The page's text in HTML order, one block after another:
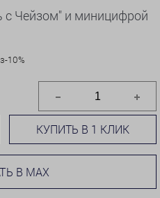
с Чейзом" и миницифрой
10%
КУПИТЬ В 1 КЛИК
В MAX